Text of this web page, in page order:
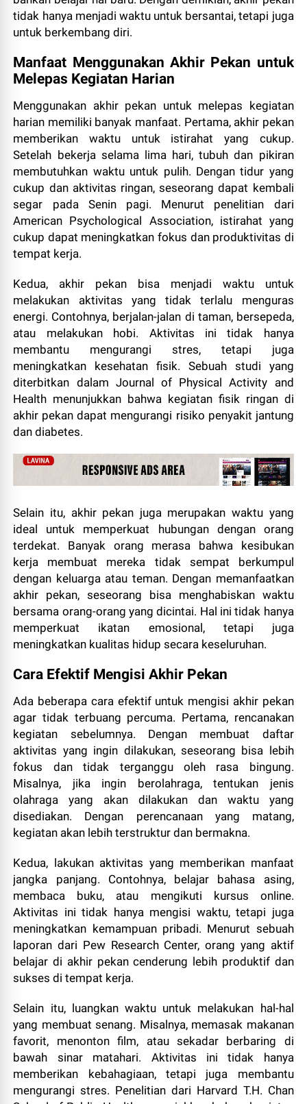
tidak hanya menjadi waktu untuk bersantai, tetapi juga
untuk berkembang diri.
Manfaat Menggunakan Akhir Pekan untuk
Melepas Kegiatan Harian
Menggunakan akhir pekan untuk melepas kegiatan
harian memiliki banyak manfaat. Pertama, akhir pekan
memberikan waktu untuk istirahat yang cukup.
Setelah bekerja selama lima hari, tubuh dan pikiran
membutuhkan waktu untuk pulih. Dengan tidur yang
cukup dan aktivitas ringan, seseorang dapat kembali
segar pada Senin pagi. Menurut penelitian dari
American Psychological Association, istirahat yang
cukup dapat meningkatkan fokus dan produktivitas di
tempat kerja.
Kedua, akhir pekan bisa menjadi waktu untuk
melakukan aktivitas yang tidak terlalu menguras
energi. Contohnya, berjalan-jalan di taman, bersepeda,
atau melakukan hobi. Aktivitas ini tidak hanya
membantu mengurangi stres, tetapi juga
meningkatkan kesehatan fisik. Sebuah studi yang
diterbitkan dalam Journal of Physical Activity and
Health menunjukkan bahwa kegiatan fisik ringan di
akhir pekan dapat mengurangi risiko penyakit jantung
dan diabetes.
Selain itu, akhir pekan juga merupakan waktu yang
ideal untuk memperkuat hubungan dengan orang
terdekat. Banyak orang merasa bahwa kesibukan
kerja membuat mereka tidak sempat berkumpul
dengan keluarga atau teman. Dengan memanfaatkan
akhir pekan, seseorang bisa menghabiskan waktu
bersama orang-orang yang dicintai. Hal ini tidak hanya
memperkuat ikatan emosional, tetapi juga
meningkatkan kualitas hidup secara keseluruhan.
Cara Efektif Mengisi Akhir Pekan
Ada beberapa cara efektif untuk mengisi akhir pekan
agar tidak terbuang percuma. Pertama, rencanakan
kegiatan sebelumnya. Dengan membuat daftar
aktivitas yang ingin dilakukan, seseorang bisa lebih
fokus dan tidak terganggu oleh rasa bingung.
Misalnya, jika ingin berolahraga, tentukan jenis
olahraga yang akan dilakukan dan waktu yang
disediakan. Dengan perencanaan yang matang,
kegiatan akan lebih terstruktur dan bermakna.
Kedua, lakukan aktivitas yang memberikan manfaat
jangka panjang. Contohnya, belajar bahasa asing,
membaca buku, atau mengikuti kursus online.
Aktivitas ini tidak hanya mengisi waktu, tetapi juga
meningkatkan kemampuan pribadi. Menurut sebuah
laporan dari Pew Research Center, orang yang aktif
belajar di akhir pekan cenderung lebih produktif dan
sukses di tempat kerja.
Selain itu, luangkan waktu untuk melakukan hal-hal
yang membuat senang. Misalnya, memasak makanan
favorit, menonton film, atau sekadar berbaring di
bawah sinar matahari. Aktivitas ini tidak hanya
memberikan kebahagiaan, tetapi juga membantu
mengurangi stres. Penelitian dari Harvard T.H. Chan